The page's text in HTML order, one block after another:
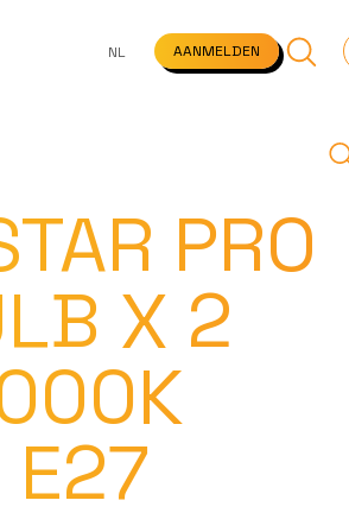
VEELGESTELDE VRAGEN STARTPAGINA
NL AANMELDEN
PRO
X 2